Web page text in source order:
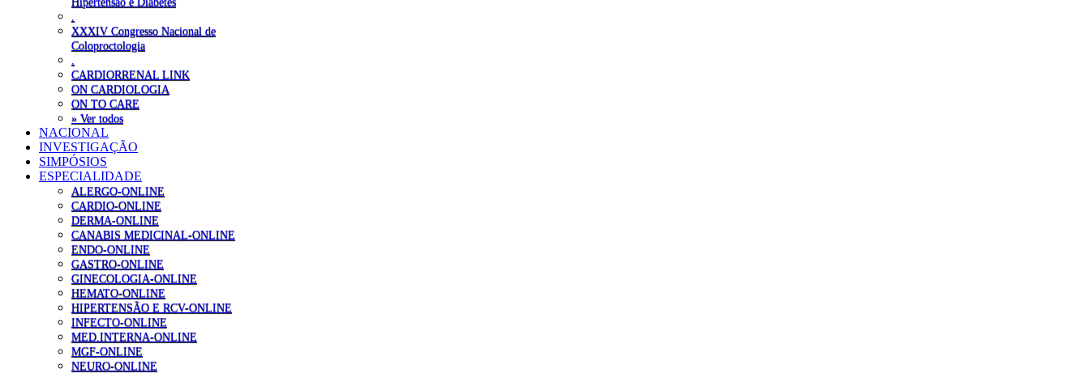
XXXIV Congresso Nacional de
Coloproctologia
CARDIORRENAL LINK
ON CARDIOLOGIA
ON TO CARE
» Ver todos
NACIONAL
INVESTIGAÇÃO
SIMPÓSIOS
ESPECIALIDADE
ALERGO-ONLINE
CARDIO-ONLINE
DERMA-ONLINE
CANABIS MEDICINAL-ONLINE
ENDO-ONLINE
GASTRO-ONLINE
GINECOLOGIA-ONLINE
HEMATO-ONLINE
HIPERTENSÃO E RCV-ONLINE
INFECTO-ONLINE
MED.INTERNA-ONLINE
MGF-ONLINE
NEURO-ONLINE